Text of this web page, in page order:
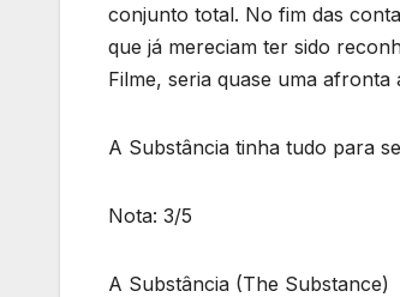
conjunto total. No fim das
que já mereciam ter sido
Filme, seria quase uma
A Substância tinha tudo para
Nota: 3/5
A Substância (The Substance)